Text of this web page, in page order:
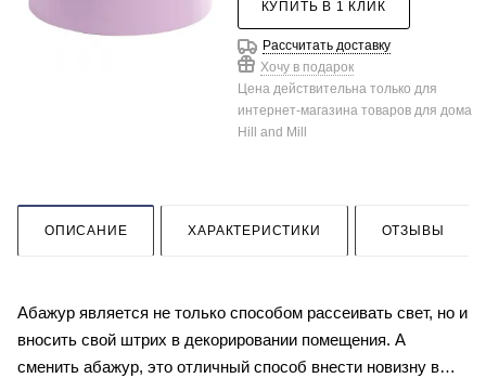
КУПИТЬ В 1 КЛИК
Рассчитать доставку
Хочу в подарок
Цена действительна только для
интернет-магазина товаров для дома
Hill and Mill
ОПИСАНИЕ ХАРАКТЕРИСТИКИ ОТЗЫВЫ
Абажур является не только способом рассеивать свет, но и
вносить свой штрих в декорировании помещения. А
сменить абажур, это отличный способ внести новизну в